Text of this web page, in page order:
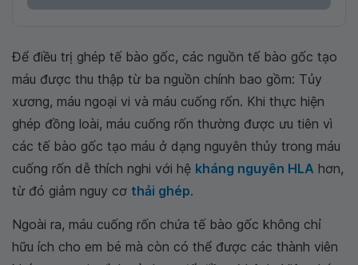
Để điều trị ghép tế bào gốc, các nguồn tế bào gốc tạo
máu được thu thập từ ba nguồn chính bao gồm: Tủy
xương, máu ngoại vi và máu cuống rốn. Khi thực hiện
ghép đồng loài, máu cuống rốn thường được ưu tiên vì
các tế bào gốc tạo máu ở dạng nguyên thủy trong máu
cuống rốn dễ thích nghi với hệ kháng nguyên HLA hơn,
từ đó giảm nguy cơ thải ghép.
Ngoài ra, máu cuống rốn chứa tế bào gốc không chỉ
hữu ích cho em bé mà còn có thể được các thành viên